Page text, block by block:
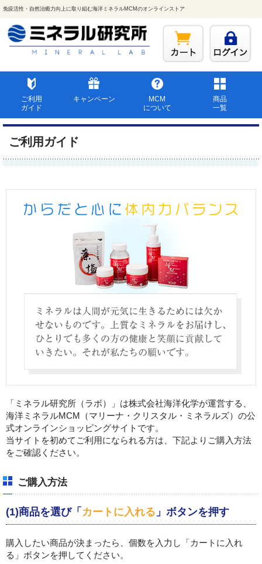
免疫活性・自然治癒力向上に取り組む海洋ミネラルMCMのオンラインストア
ご利用
ガイド
キャンペーン
MCM
について
商品
一覧
ご利用ガイド
「ミネラル研究所（ラボ）」は株式会社海洋化学が運営する、
海洋ミネラルMCM（マリーナ・クリスタル・ミネラルズ）の公
式オンラインショッピングサイトです。
当サイトを初めてご利用になられる方は、下記よりご購入方法
をご確認ください。
ご購入方法
(1)商品を選び「 カートに入れる 」ボタンを押す
購入したい商品が決まったら、個数を入力し「カートに入れ
る」ボタンを押してください。